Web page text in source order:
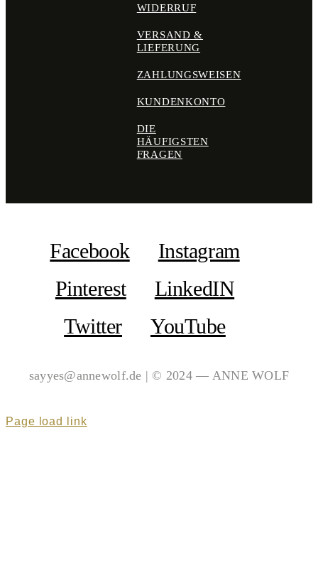
WIDERRUF
VERSAND &
LIEFERUNG
ZAHLUNGSWEISEN
KUNDENKONTO
DIE
HÄUFIGSTEN
FRAGEN
Facebook
Instagram
Pinterest
LinkedIN
Twitter
YouTube
sayyes@annewolf.de | © 2024 — ANNE WOLF
Page load link